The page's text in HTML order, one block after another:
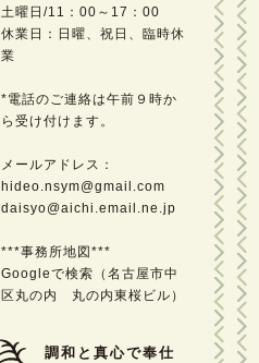
土曜日/11：00～17：00
休業日：日曜、祝日、臨時休
業
*電話のご連絡は午前９時か
ら受け付けます。
メールアドレス：
hideo.nsym@gmail.com
daisyo@aichi.email.ne.jp
***事務所地図***
Googleで検索（名古屋市中
区丸の内 丸の内東桜ビル）
調和と真心で奉仕